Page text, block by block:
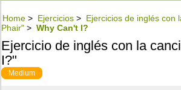
Home > Ejercicios > Ejercicios de inglés con
Phair" > Why Can't I?
Ejercicio de inglés con la
I?"
Medium